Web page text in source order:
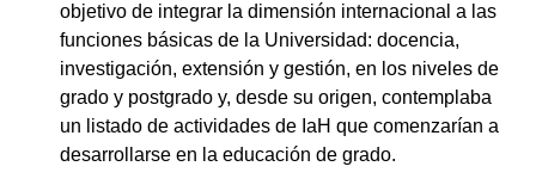
objetivo de integrar la dimensión internacional a las
funciones básicas de la Universidad: docencia,
investigación, extensión y gestión, en los niveles de
grado y postgrado y, desde su origen, contemplaba
un listado de actividades de IaH que comenzarían a
desarrollarse en la educación de grado.